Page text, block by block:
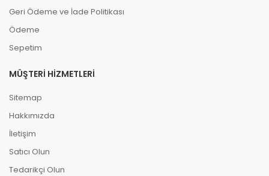
Geri Ödeme ve İade Politikası
Ödeme
Sepetim
MÜŞTERI HIZMETLERI
Sitemap
Hakkımızda
İletişim
Satıcı Olun
Tedarikçi Olun